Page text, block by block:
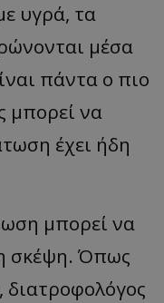
υγρά, τα
μέσα
πάντα ο πιο
μπορεί να
έχει ήδη
μπορεί να
σκέψη. Όπως
διατροφολόγος